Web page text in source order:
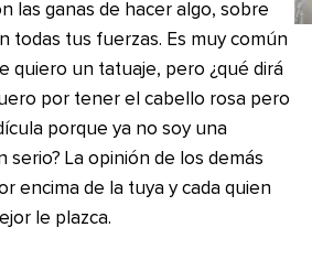
las ganas de hacer algo, sobre
todas tus fuerzas. Es muy común
quiero un tatuaje, pero ¿qué dirá
por tener el cabello rosa pero
porque ya no soy una
serio? La opinión de los demás
encima de la tuya y cada quien
le plazca.